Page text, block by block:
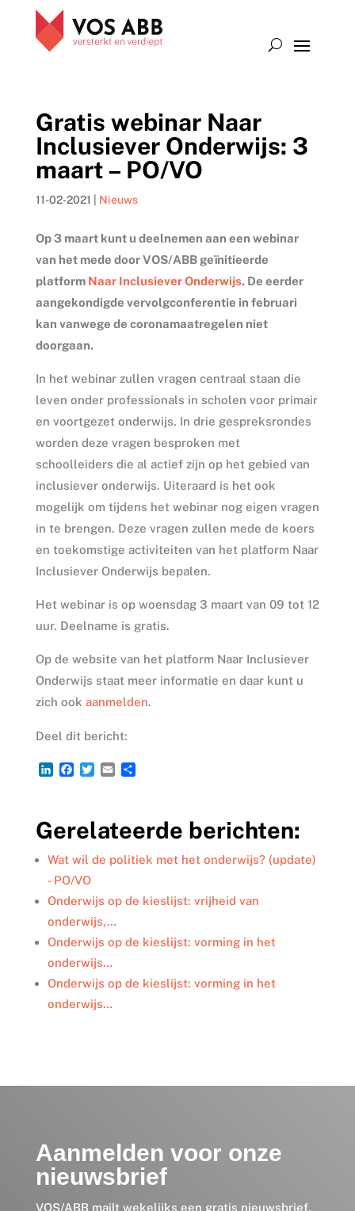
Gratis webinar Naar
Inclusiever Onderwijs: 3
maart – PO/VO
11-02-2021 Nieuws
Op 3 maart kunt u deelnemen aan een webinar
van het mede door VOS/ABB geïnitieerde
platform Naar Inclusiever Onderwijs. De eerder
aangekondigde vervolgconferentie in februari
kan vanwege de coronamaatregelen niet
doorgaan.
In het webinar zullen vragen centraal staan die
leven onder professionals in scholen voor primair
en voortgezet onderwijs. In drie gespreksrondes
worden deze vragen besproken met
schoolleiders die al actief zijn op het gebied van
inclusiever onderwijs. Uiteraard is het ook
mogelijk om tijdens het webinar nog eigen vragen
in te brengen. Deze vragen zullen mede de koers
en toekomstige activiteiten van het platform Naar
Inclusiever Onderwijs bepalen.
Het webinar is op woensdag 3 maart van 09 tot 12
uur. Deelname is gratis.
Op de website van het platform Naar Inclusiever
Onderwijs staat meer informatie en daar kunt u
zich ook aanmelden.
Deel dit bericht:
L
e
d
I
n
F
b
o
o
k
T
t
e
r
E
l
D
n
Gerelateerde berichten:
Wat wil de politiek met het onderwijs? (update)
- PO/VO
Onderwijs op de kieslijst: vrijheid van
onderwijs,…
Onderwijs op de kieslijst: vorming in het
onderwijs…
Onderwijs op de kieslijst: vorming in het
onderwijs…
Aanmelden voor onze
nieuwsbrief
VOS/ABB mailt wekelijks een gratis nieuwsbrief,